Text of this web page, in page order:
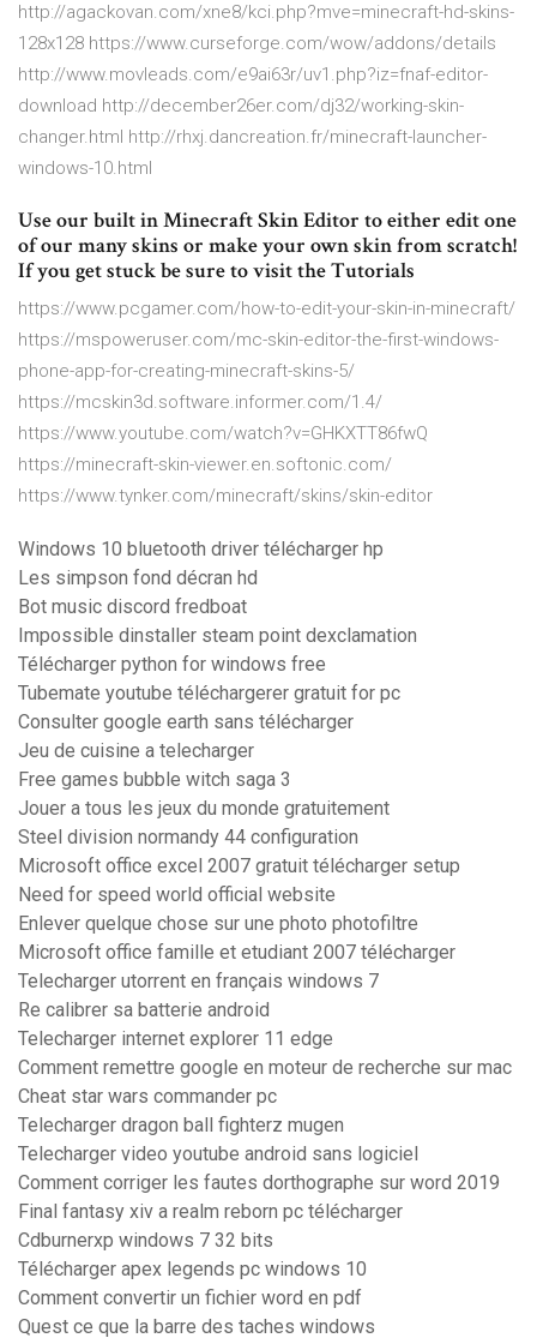
http://agackovan.com/xne8/kci.php?mve=minecraft-hd-skins-
128x128 https://www.curseforge.com/wow/addons/details
http://www.movleads.com/e9ai63r/uv1.php?iz=fnaf-editor-
download http://december26er.com/dj32/working-skin-
changer.html http://rhxj.dancreation.fr/minecraft-launcher-
windows-10.html
Use our built in Minecraft Skin Editor to either edit one
of our many skins or make your own skin from scratch!
If you get stuck be sure to visit the Tutorials
https://www.pcgamer.com/how-to-edit-your-skin-in-minecraft/
https://mspoweruser.com/mc-skin-editor-the-first-windows-
phone-app-for-creating-minecraft-skins-5/
https://mcskin3d.software.informer.com/1.4/
https://www.youtube.com/watch?v=GHKXTT86fwQ
https://minecraft-skin-viewer.en.softonic.com/
https://www.tynker.com/minecraft/skins/skin-editor
Windows 10 bluetooth driver télécharger hp
Les simpson fond décran hd
Bot music discord fredboat
Impossible dinstaller steam point dexclamation
Télécharger python for windows free
Tubemate youtube téléchargerer gratuit for pc
Consulter google earth sans télécharger
Jeu de cuisine a telecharger
Free games bubble witch saga 3
Jouer a tous les jeux du monde gratuitement
Steel division normandy 44 configuration
Microsoft office excel 2007 gratuit télécharger setup
Need for speed world official website
Enlever quelque chose sur une photo photofiltre
Microsoft office famille et etudiant 2007 télécharger
Telecharger utorrent en français windows 7
Re calibrer sa batterie android
Telecharger internet explorer 11 edge
Comment remettre google en moteur de recherche sur mac
Cheat star wars commander pc
Telecharger dragon ball fighterz mugen
Telecharger video youtube android sans logiciel
Comment corriger les fautes dorthographe sur word 2019
Final fantasy xiv a realm reborn pc télécharger
Cdburnerxp windows 7 32 bits
Télécharger apex legends pc windows 10
Comment convertir un fichier word en pdf
Quest ce que la barre des taches windows